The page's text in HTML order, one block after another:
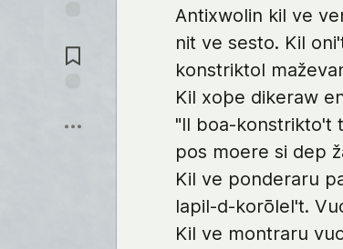
Comments
Antixwolin kil ve
nit ve sesto. Kil
konstriktol
Kil xoþe dikeraw
"Il boa-konstrikto't
pos moere si dep
Kil ve ponderaru
lapil-d-korōlel't.
Kil ve montraru